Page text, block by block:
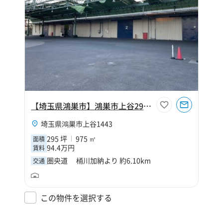
【埼玉県鴻巣市】鴻巣市上谷295坪倉庫
埼玉県鴻巣市上谷1443
面積 295 坪 975 ㎡
賃料 94.4万円
交通 圏央道 桶川加納より 約6.10km
この物件を選択する